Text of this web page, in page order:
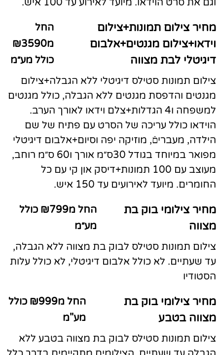
מחיר צילום תמונות+צילום
וידאו+צילום מגנטים+אלבום
דיגיטלי לבת מצווה
החל
מ₪3590
כולל מע״מ
צילום תמונות סטילס דיגיטלי ללא הגבלה+צילום
מגנטים והדפסת מגנטים ללא הגבלה, כולל מגנטים
למשפחה ו4 הגדלות+צלם וידאו לאורך הערב.
הוידאו כולל עריכה של הסרט עם פתיח של שם
הילדה, מעבריםֿ, מוזיקה יפה וסיום+אלבום דיגיטלי
מפואר במיוחד בגודל 30ס״מ אורך ו60 ס״מ רוחב,
מעוצב עם 100 תמונות+דיסק און קי עם כל
החומרים. מיועד לאירועים עד 150 איש.
מחיר צילומי בוק בת
מצווה
החל מ₪799 כולל
מע״מ
צילום תמונות סטילס לבוק בת מצווה ללא הגבלה,
עד שעתיים. לא כולל אלבום דיגיטלי, לא כולל עלות
הסטודיו
מחיר צילומי בוק בת
מצווה בטבע
החל מ₪999 כולל
מע"מ
צילום תמונות סטילס לבוק בת מצווה בטבע ללא